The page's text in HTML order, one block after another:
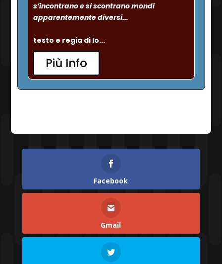
s’incontrano e si scontrano mondi
apparentemente diversi...
testo e regia di Io...
Più Info
Facebook
Gmail